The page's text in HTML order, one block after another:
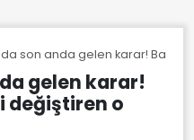
son anda gelen karar!
gelen karar!
değiştiren o